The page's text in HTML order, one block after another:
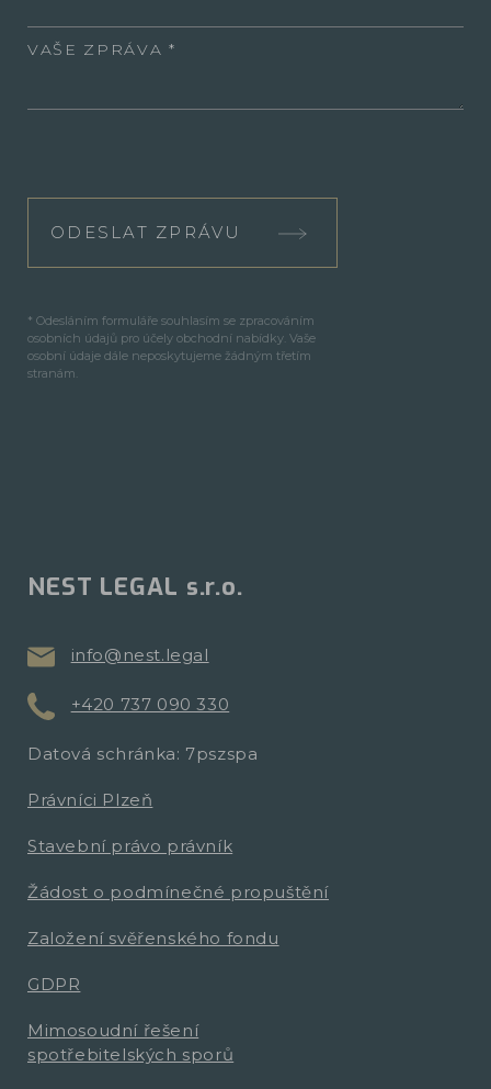
VAŠE ZPRÁVA
ODESLAT ZPRÁVU
* Odesláním formuláře souhlasím se zpracováním
osobních údajů pro účely obchodní nabídky. Vaše
osobní údaje dále neposkytujeme žádným třetím
stranám.
NEST LEGAL s.r.o.
info@nest.legal
+420 737 090 330
Datová schránka: 7pszspa
Právníci Plzeň
Stavební právo právník
Žádost o podmínečné propuštění
Založení svěřenského fondu
GDPR
Mimosoudní řešení
spotřebitelských sporů